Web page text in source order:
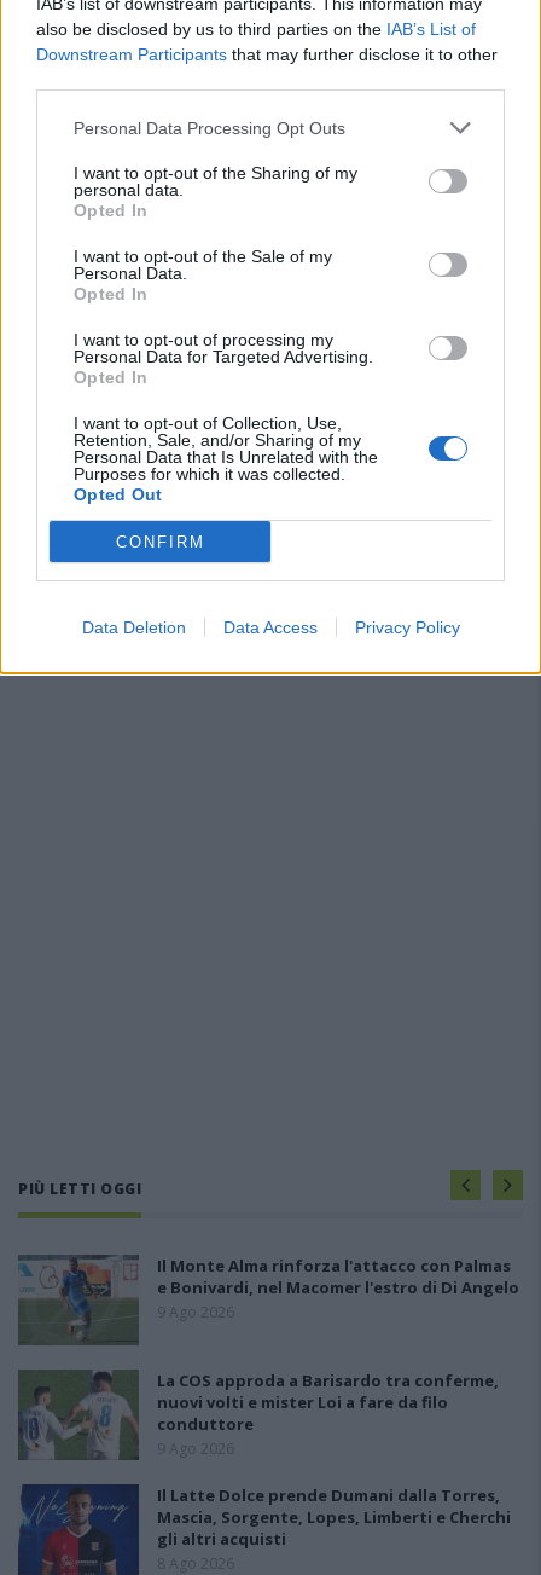
also be disclosed by us to third parties on the IAB’s List of
Downstream Participants that may further disclose it to other
Personal Data Processing Opt Outs
I want to opt-out of the Sharing of my
personal data.
Opted In
I want to opt-out of the Sale of my
Personal Data.
Opted In
I want to opt-out of processing my
Personal Data for Targeted Advertising.
Opted In
I want to opt-out of Collection, Use,
Retention, Sale, and/or Sharing of my
Personal Data that Is Unrelated with the
Purposes for which it was collected.
Opted Out
CONFIRM
Data Deletion Data Access Privacy Policy
17 Alessandro Casu Arborea 1
Emanuele Cau Tharros
PIÙ LETTI OGGI
Il Monte Alma rinforza l'attacco con Palmas
e Bonivardi, nel Macomer l'estro di Di Angelo
9 Ago 2026
La COS approda a Barisardo tra conferme,
nuovi volti e mister Loi a fare da filo
conduttore
9 Ago 2026
Il Latte Dolce prende Dumani dalla Torres,
Mascia, Sorgente, Lopes, Limberti e Cherchi
gli altri acquisti
8 Ago 2026